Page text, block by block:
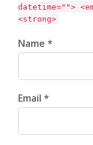
datetime="">
<strong>
Name *
Email *